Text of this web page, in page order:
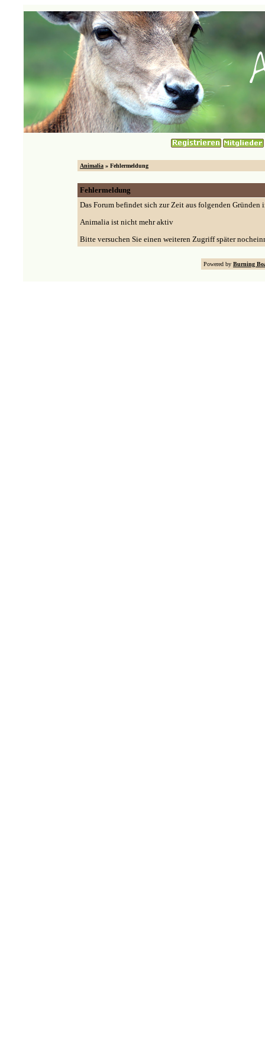
Animalia » Fehlermeldung
Fehlermeldung
Das Forum befindet sich zur Zeit aus folgenden Gründen
Animalia ist nicht mehr aktiv
Bitte versuchen Sie einen weiteren Zugriff später
Powered by Burning